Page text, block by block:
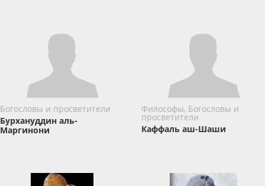
Богословы и просветители
Бурхануддин аль-
Маргинони
Философы, Богословы и
просветители
Каффаль аш-Шаши